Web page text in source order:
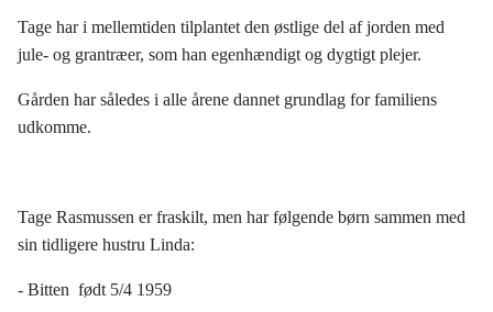
Tage har i mellemtiden tilplantet den østlige del af jorden med
jule- og grantræer, som han egenhændigt og dygtigt plejer.
Gården har således i alle årene dannet grundlag for familiens
udkomme.
Tage Rasmussen er fraskilt, men har følgende børn sammen med
sin tidligere hustru Linda:
- Bitten født 5/4 1959